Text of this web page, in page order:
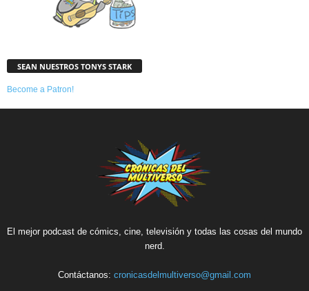
SEAN NUESTROS TONYS STARK
Become a Patron!
El mejor podcast de cómics, cine, televisión y todas las cosas del mundo
nerd.
Contáctanos: cronicasdelmultiverso@gmail.com